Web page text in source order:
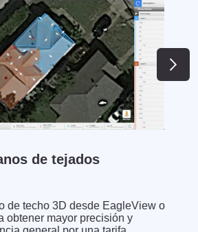
de tejados
de techo 3D desde EagleView o
obtener mayor precisión y